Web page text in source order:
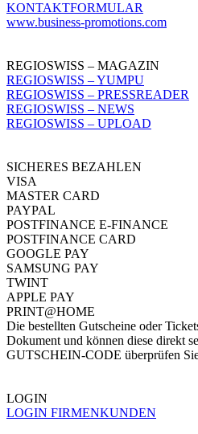
KONTAKTFORMULAR
www.business-promotions.com
REGIOSWISS – MAGAZIN
REGIOSWISS – YUMPU
REGIOSWISS – PRESSREADER
REGIOSWISS – NEWS
REGIOSWISS – UPLOAD
SICHERES BEZAHLEN
VISA
MASTER CARD
PAYPAL
POSTFINANCE E-FINANCE
POSTFINANCE CARD
GOOGLE PAY
SAMSUNG PAY
TWINT
APPLE PAY
PRINT@HOME
Die bestellten Gutscheine oder
Dokument und können diese direkt
GUTSCHEIN-CODE überprüfen
LOGIN
LOGIN FIRMENKUNDEN